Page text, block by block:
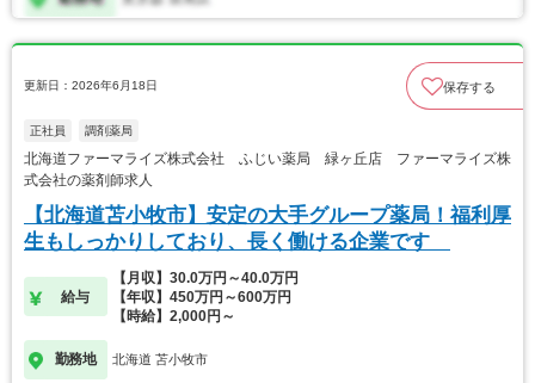
更新日：2026年6月18日 保存する
正社員 調剤薬局
北海道ファーマライズ株式会社 ふじい薬局 緑ヶ丘店 ファーマライズ株
式会社の薬剤師求人
【北海道苫小牧市】安定の大手グループ薬局！福利厚
生もしっかりしており、長く働ける企業です
給与
【月収】30.0万円～40.0万円
【年収】450万円～600万円
【時給】2,000円～
勤務地 北海道 苫小牧市